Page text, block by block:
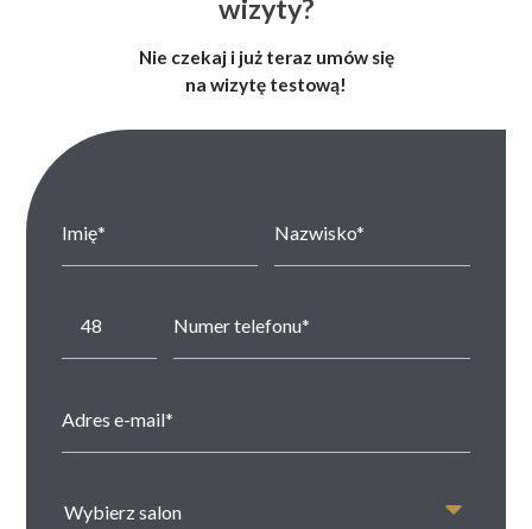
wizyty?
Nie czekaj i już teraz umów się
na wizytę testową!
Wybierz salon